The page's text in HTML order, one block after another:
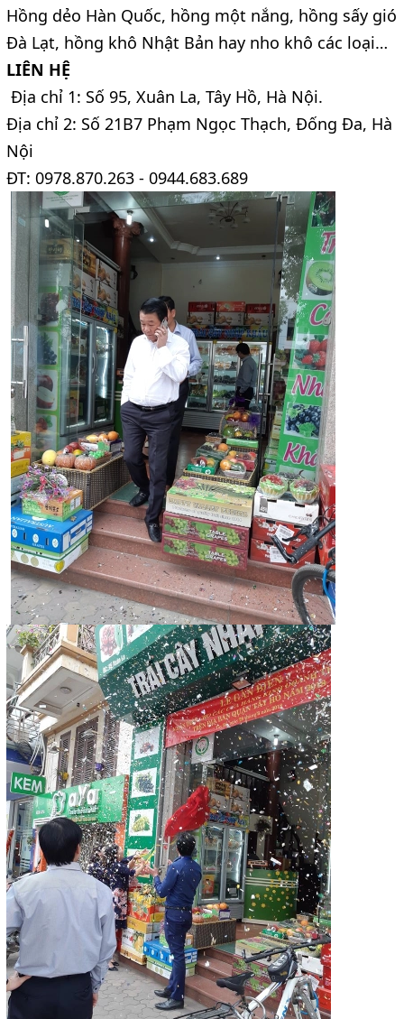
Hồng dẻo Hàn Quốc, hồng một nắng, hồng sấy gió
Đà Lạt, hồng khô Nhật Bản hay nho khô các loại…
LIÊN HỆ
Địa chỉ 1: Số 95, Xuân La, Tây Hồ, Hà Nội.
Địa chỉ 2: Số 21B7 Phạm Ngọc Thạch, Đống Đa, Hà
Nội
ĐT: 0978.870.263 - 0944.683.689